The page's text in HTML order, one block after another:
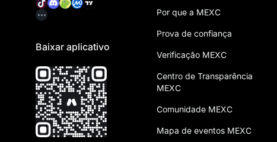
Baixar aplicativo
Por que a MEXC
Prova de confiança
Verificação MEXC
Centro de Transparência
MEXC
Comunidade MEXC
Mapa de eventos MEXC